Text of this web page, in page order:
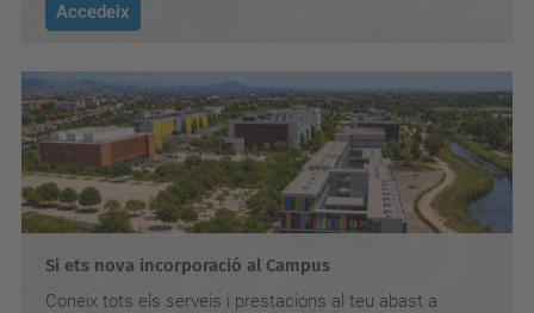
Accedeix
Si ets nova incorporació al Campus
Coneix tots els serveis i prestacions al teu abast a